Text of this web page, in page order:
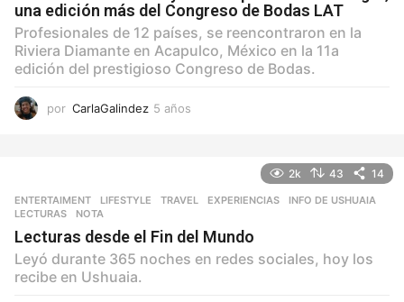
una edición más del Congreso de Bodas LAT
Profesionales de 12 países, se reencontraron en la
Riviera Diamante en Acapulco, México en la 11a
edición del prestigioso Congreso de Bodas.
por CarlaGalindez 5 años
2k 43 14
ENTERTAIMENT ,LIFESTYLE ,TRAVEL EXPERIENCIAS ,INFO DE USHUAIA
LECTURAS
,NOTA
Lecturas desde el Fin del Mundo
Leyó durante 365 noches en redes sociales, hoy los
recibe en Ushuaia.